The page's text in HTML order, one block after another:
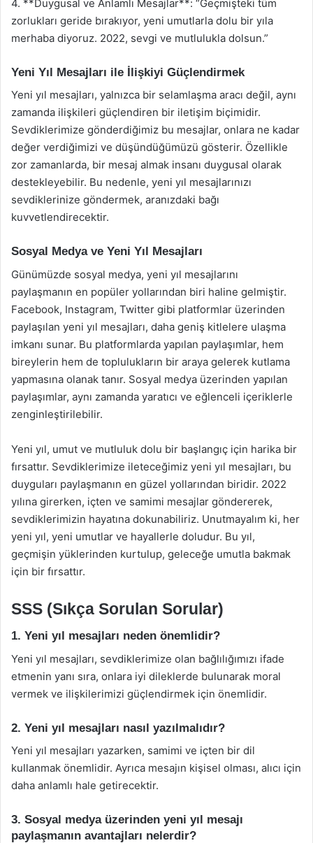
4. **Duygusal ve Anlamlı Mesajlar**: “Geçmişteki tüm
zorlukları geride bırakıyor, yeni umutlarla dolu bir yıla
merhaba diyoruz. 2022, sevgi ve mutlulukla dolsun.”
Yeni Yıl Mesajları ile İlişkiyi Güçlendirmek
Yeni yıl mesajları, yalnızca bir selamlaşma aracı değil, aynı
zamanda ilişkileri güçlendiren bir iletişim biçimidir.
Sevdiklerimize gönderdiğimiz bu mesajlar, onlara ne kadar
değer verdiğimizi ve düşündüğümüzü gösterir. Özellikle
zor zamanlarda, bir mesaj almak insanı duygusal olarak
destekleyebilir. Bu nedenle, yeni yıl mesajlarınızı
sevdiklerinize göndermek, aranızdaki bağı
kuvvetlendirecektir.
Sosyal Medya ve Yeni Yıl Mesajları
Günümüzde sosyal medya, yeni yıl mesajlarını
paylaşmanın en popüler yollarından biri haline gelmiştir.
Facebook, Instagram, Twitter gibi platformlar üzerinden
paylaşılan yeni yıl mesajları, daha geniş kitlelere ulaşma
imkanı sunar. Bu platformlarda yapılan paylaşımlar, hem
bireylerin hem de toplulukların bir araya gelerek kutlama
yapmasına olanak tanır. Sosyal medya üzerinden yapılan
paylaşımlar, aynı zamanda yaratıcı ve eğlenceli içeriklerle
zenginleştirilebilir.
Yeni yıl, umut ve mutluluk dolu bir başlangıç için harika bir
fırsattır. Sevdiklerimize ileteceğimiz yeni yıl mesajları, bu
duyguları paylaşmanın en güzel yollarından biridir. 2022
yılına girerken, içten ve samimi mesajlar göndererek,
sevdiklerimizin hayatına dokunabiliriz. Unutmayalım ki, her
yeni yıl, yeni umutlar ve hayallerle doludur. Bu yıl,
geçmişin yüklerinden kurtulup, geleceğe umutla bakmak
için bir fırsattır.
SSS (Sıkça Sorulan Sorular)
1. Yeni yıl mesajları neden önemlidir?
Yeni yıl mesajları, sevdiklerimize olan bağlılığımızı ifade
etmenin yanı sıra, onlara iyi dileklerde bulunarak moral
vermek ve ilişkilerimizi güçlendirmek için önemlidir.
2. Yeni yıl mesajları nasıl yazılmalıdır?
Yeni yıl mesajları yazarken, samimi ve içten bir dil
kullanmak önemlidir. Ayrıca mesajın kişisel olması, alıcı için
daha anlamlı hale getirecektir.
3. Sosyal medya üzerinden yeni yıl mesajı
paylaşmanın avantajları nelerdir?